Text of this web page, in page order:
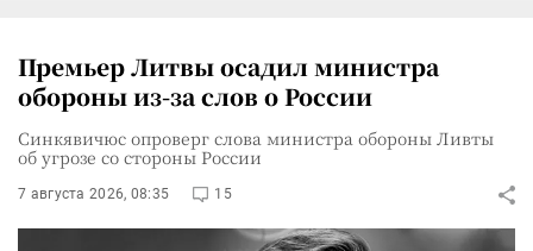
Премьер Литвы осадил министра
обороны из-за слов о России
Синкявичюс опроверг слова министра обороны Ливты
об угрозе со стороны России
7 августа 2026, 08:35 15